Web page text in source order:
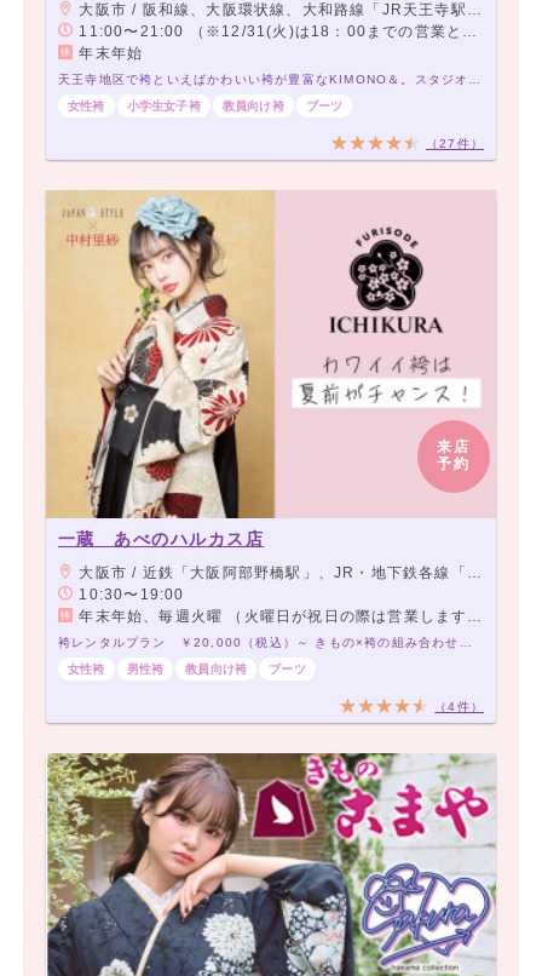
大阪市 / 阪和線、大阪環状線、大和路線「JR天王寺駅」下車「ミオステーション1F中央口」より徒歩5分。 大阪メトロ御堂筋線「天王寺駅」下車「西改札」より徒歩5分。 大阪メトロ谷町線「阿部野駅」下車「北改札、1番出口」より徒歩3分。 阪堺電車「阿部野駅」下車徒歩3分。
11:00〜21:00 （※12/31(火)は18：00までの営業となります。この日の予約受付可能時間は16：30までとなります。）
年末年始
女性袴
小学生女子袴 教員向け袴 ブーツ
（27件）
来店
予約
一蔵 あべのハルカス店
大阪市 / 近鉄「大阪阿部野橋駅」、JR・地下鉄各線「天王寺駅」、阪堺上町線「天王寺駅前駅」 よりすぐ
10:30〜19:00
年末年始、毎週火曜 （火曜日が祝日の際は営業します。）
袴レンタルプラン ￥20,000（税込）～ きもの×袴の組み合わせは21,000通り以上！アナタだけの袴コーデで最高の卒業式を！
女性袴
男性袴 教員向け袴 ブーツ
（4件）